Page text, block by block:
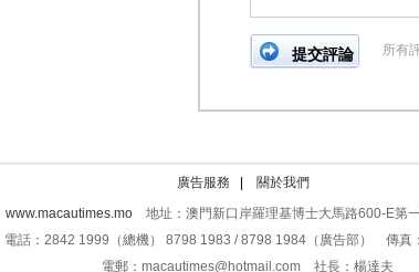
所有
廣告服務
關於我們
www.macautimes.mo 地址：澳門新口岸羅理基博士大馬路600-E第
電話：2842 1999（總機） 8798 1983 / 8798 1984（廣告部） 傳真
電郵：macautimes@hotmail.com 社長：楊達夫